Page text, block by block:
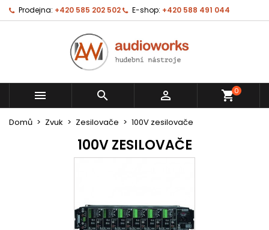
Prodejna: +420 585 202 502 E-shop: +420 588 491 044
   shopping_cart0
Domů Zvuk Zesilovače 100V zesilovače
100V ZESILOVAČE